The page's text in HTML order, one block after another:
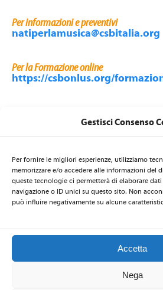
Gestisci Consenso
Per fornire le migliori esperienze, utilizziamo
memorizzare e/o accedere alle informazioni del
queste tecnologie ci permetterà di elaborare
navigazione o ID unici su questo sito. Non
può influire negativamente su alcune
Accetta
Nega
Per informazioni e preventivi
natiperlamusica@csbitalia.org
Per la Formazione online
https://csbonlus.org/
LA SEGRETERIA DI NATI PER LA
Centro per la Salute delle Bambine e
Rin 19 - 34143 Trieste - ITALIA - Email:
Telefono: +39 040 3220447 - Fax: +39 040